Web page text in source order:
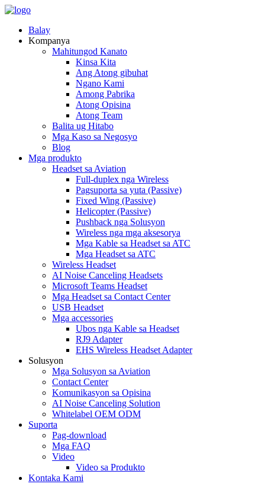
Balay
Kompanya
Mahitungod Kanato
Kinsa Kita
Ang Atong gibuhat
Ngano Kami
Among Pabrika
Atong Opisina
Atong Team
Balita ug Hitabo
Mga Kaso sa Negosyo
Blog
Mga produkto
Headset sa Aviation
Full-duplex nga Wireless
Pagsuporta sa yuta (Passive)
Fixed Wing (Passive)
Helicopter (Passive)
Pushback nga Solusyon
Wireless nga mga aksesorya
Mga Kable sa Headset sa ATC
Mga Headset sa ATC
Wireless Headset
AI Noise Canceling Headsets
Microsoft Teams Headset
Mga Headset sa Contact Center
USB Headset
Mga accessories
Ubos nga Kable sa Headset
RJ9 Adapter
EHS Wireless Headset Adapter
Solusyon
Mga Solusyon sa Aviation
Contact Center
Komunikasyon sa Opisina
AI Noise Canceling Solution
Whitelabel OEM ODM
Suporta
Pag-download
Mga FAQ
Video
Video sa Produkto
Kontaka Kami